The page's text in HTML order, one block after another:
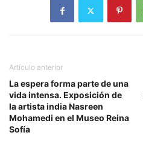
Artículo anterior
La espera forma parte de una
vida intensa. Exposición de
la artista india Nasreen
Mohamedi en el Museo Reina
Sofía